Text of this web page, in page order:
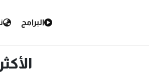
البرامج